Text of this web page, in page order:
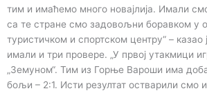
тим и имаћемо много новајлија. Имали
са те стране смо задовољни боравком у
туристичком и спортском центру“ –
имали и три провере. „У првој утакмици
„Земуном“. Тим из Горње Вароши има
бољи – 2:1. Исти резултат остварили смо